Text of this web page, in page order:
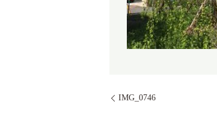
IMG_0746